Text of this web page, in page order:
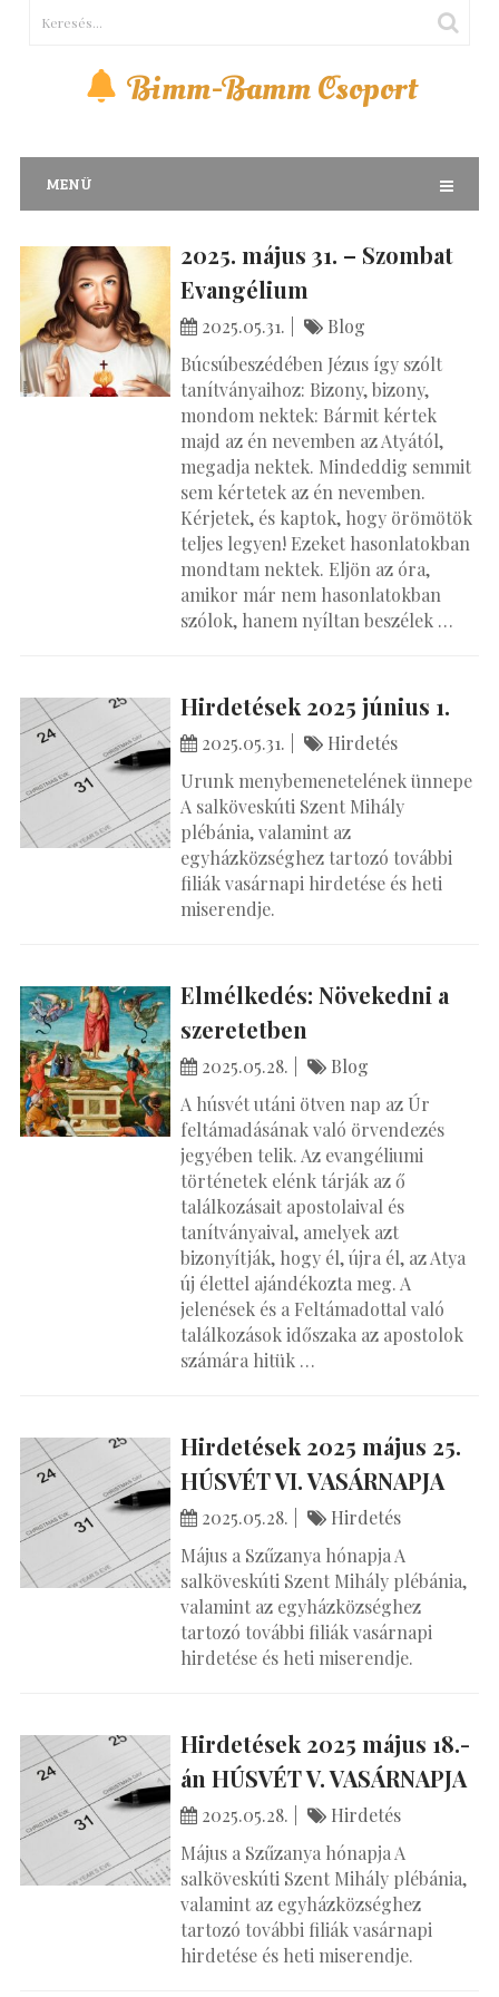
Bimm-Bamm Csoport
MENÜ
2025. május 31. – Szombat
Evangélium
2025.05.31.
Blog
Búcsúbeszédében Jézus így szólt
tanítványaihoz: Bizony, bizony,
mondom nektek: Bármit kértek
majd az én nevemben az Atyától,
megadja nektek. Mindeddig semmit
sem kértetek az én nevemben.
Kérjetek, és kaptok, hogy örömötök
teljes legyen! Ezeket hasonlatokban
mondtam nektek. Eljön az óra,
amikor már nem hasonlatokban
szólok, hanem nyíltan beszélek …
Hirdetések 2025 június 1.
2025.05.31.
Hirdetés
Urunk menybemenetelének ünnepe
A salköveskúti Szent Mihály
plébánia, valamint az
egyházközséghez tartozó további
filiák vasárnapi hirdetése és heti
miserendje.
Elmélkedés: Növekedni a
szeretetben
2025.05.28.
Blog
A húsvét utáni ötven nap az Úr
feltámadásának való örvendezés
jegyében telik. Az evangéliumi
történetek elénk tárják az ő
találkozásait apostolaival és
tanítványaival, amelyek azt
bizonyítják, hogy él, újra él, az Atya
új élettel ajándékozta meg. A
jelenések és a Feltámadottal való
találkozások időszaka az apostolok
számára hitük …
Hirdetések 2025 május 25.
HÚSVÉT VI. VASÁRNAPJA
2025.05.28.
Hirdetés
Május a Szűzanya hónapja A
salköveskúti Szent Mihály plébánia,
valamint az egyházközséghez
tartozó további filiák vasárnapi
hirdetése és heti miserendje.
Hirdetések 2025 május 18.-
án HÚSVÉT V. VASÁRNAPJA
2025.05.28.
Hirdetés
Május a Szűzanya hónapja A
salköveskúti Szent Mihály plébánia,
valamint az egyházközséghez
tartozó további filiák vasárnapi
hirdetése és heti miserendje.